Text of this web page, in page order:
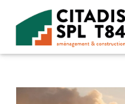
Accéder au contenu